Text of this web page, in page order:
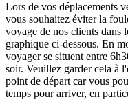
Lors de vos déplacements
vous souhaitez éviter la
voyage de nos clients dans
graphique ci-dessous. En
voyager se situent entre
soir. Veuillez garder cela à
point de départ car vous
temps pour arriver, en